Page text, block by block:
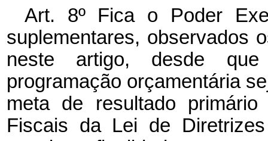
Art. 8º Fica o Poder
suplementares, observados
neste artigo, desde
programação orçamentária
meta de resultado
Fiscais da Lei de